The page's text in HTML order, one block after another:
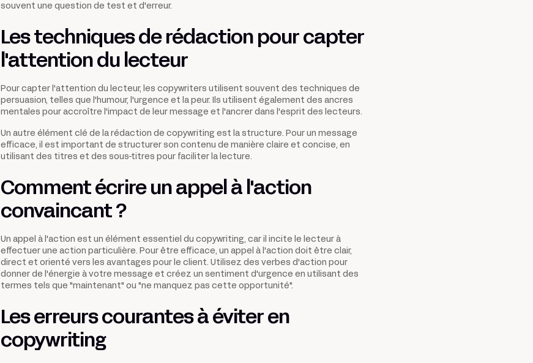
souvent une question de test et d'erreur.
Les techniques de rédaction pour capter
l'attention du lecteur
Pour capter l'attention du lecteur, les copywriters utilisent souvent des techniques de
persuasion, telles que l'humour, l'urgence et la peur. Ils utilisent également des ancres
mentales pour accroître l'impact de leur message et l'ancrer dans l'esprit des lecteurs.
Un autre élément clé de la rédaction de copywriting est la structure. Pour un message
efficace, il est important de structurer son contenu de manière claire et concise, en
utilisant des titres et des sous-titres pour faciliter la lecture.
Comment écrire un appel à l'action
convaincant ?
Un appel à l'action est un élément essentiel du copywriting, car il incite le lecteur à
effectuer une action particulière. Pour être efficace, un appel à l'action doit être clair,
direct et orienté vers les avantages pour le client. Utilisez des verbes d'action pour
donner de l'énergie à votre message et créez un sentiment d'urgence en utilisant des
termes tels que "maintenant" ou "ne manquez pas cette opportunité".
Les erreurs courantes à éviter en
copywriting